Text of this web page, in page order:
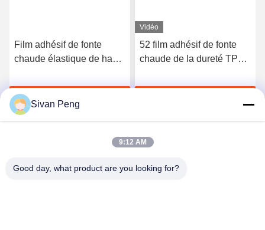
Film adhésif de fonte
chaude élastique de haute
3412
Discuter Maintenant
Vidéo
52 film adhésif de fonte
chaude de la dureté TPU
vêtements sans couture
Sivan Peng
9:12 AM
Good day, what product are you looking for?